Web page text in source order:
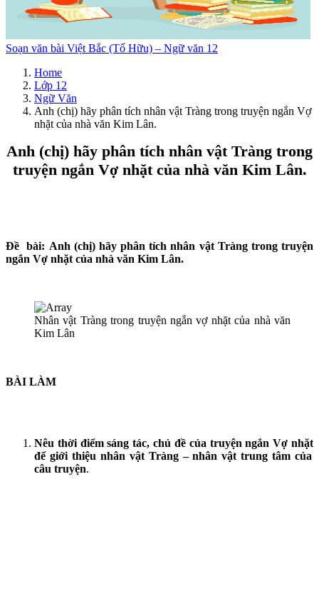
Soạn văn bài Việt Bắc (Tố Hữu) – Ngữ văn 12
Home
Lớp 12
Ngữ Văn
Anh (chị) hãy phân tích nhân vật Tràng trong truyện ngắn Vợ
nhặt của nhà văn Kim Lân.
Anh (chị) hãy phân tích nhân vật Tràng trong
truyện ngắn Vợ nhặt của nhà văn Kim Lân.
Đề bài: Anh (chị) hãy phân tích nhân vật Tràng trong truyện
ngắn Vợ nhặt của nhà văn Kim Lân.
Nhân vật Tràng trong truyện ngắn vợ nhặt của nhà văn
Kim Lân
BÀI LÀM
Nêu thời điểm sáng tác, chủ đề của truyện ngắnVợ nhặt
để giớithiệu nhân vật Tràng – nhân vật trung tâm của
câu truyện.